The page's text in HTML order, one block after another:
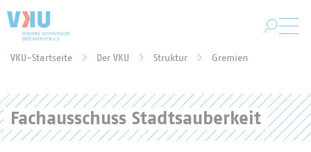
VKU-Startseite Der VKU Struktur Gremien
Fachausschuss Stadtsauberkeit